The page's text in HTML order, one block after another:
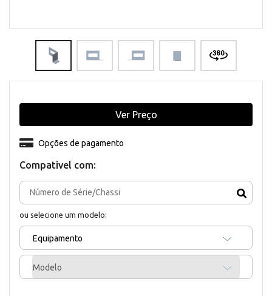
Compativel com:
ou selecione um modelo:
Equipamento
Modelo
Opções de pagamento
Ver Preço